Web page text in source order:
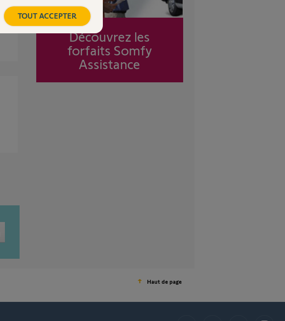
Découvrez les
forfaits Somfy
Assistance
Haut de page
TOUT ACCEPTER